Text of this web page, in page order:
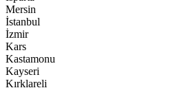
Mersin
İstanbul
İzmir
Kars
Kastamonu
Kayseri
Kırklareli